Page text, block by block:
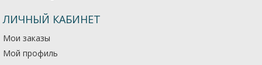
ЛИЧНЫЙ КАБИНЕТ
Мои заказы
Мой профиль